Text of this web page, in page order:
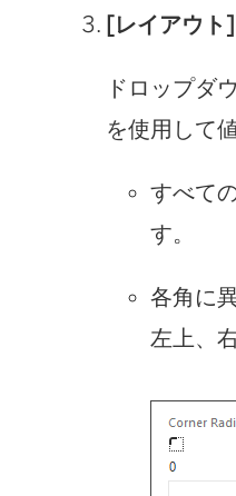
[レイアウト]
ドロップダ
を使用して
すべて
す。
各角に
左上、